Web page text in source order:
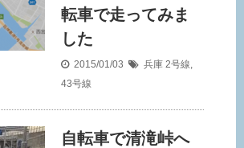
転車で走ってみま
した
2015/01/03 兵庫 2号線,
43号線
自転車で清滝峠へ